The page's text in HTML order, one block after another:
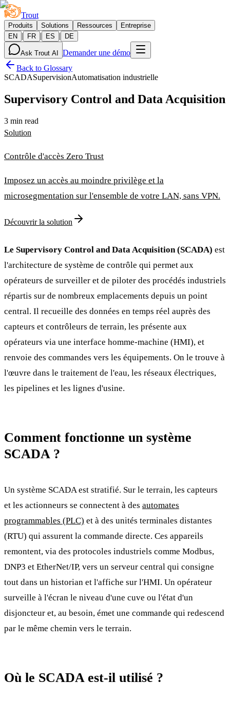
Trout
Produits Solutions Ressources
Entreprise
EN
| FR | ES | DE
Ask Trout AI
Demander une démo
Back to Glossary
SCADASupervisionAutomatisation industrielle
Supervisory Control and Data Acquisition
3 min read
Solution
Contrôle d'accès Zero Trust
Imposez un accès au moindre privilège et la
microsegmentation sur l'ensemble de votre LAN, sans VPN.
Découvrir la solution
Le Supervisory Control and Data Acquisition (SCADA) est
l'architecture de système de contrôle qui permet aux
opérateurs de surveiller et de piloter des procédés industriels
répartis sur de nombreux emplacements depuis un point
central. Il recueille des données en temps réel auprès des
capteurs et contrôleurs de terrain, les présente aux
opérateurs via une interface homme-machine (HMI), et
renvoie des commandes vers les équipements. On le trouve à
l'œuvre dans le traitement de l'eau, les réseaux électriques,
les pipelines et les lignes d'usine.
Comment fonctionne un système
SCADA ?
Un système SCADA est stratifié. Sur le terrain, les capteurs
et les actionneurs se connectent à des automates
programmables (PLC) et à des unités terminales distantes
(RTU) qui assurent la commande directe. Ces appareils
remontent, via des protocoles industriels comme Modbus,
DNP3 et EtherNet/IP, vers un serveur central qui consigne
tout dans un historian et l'affiche sur l'HMI. Un opérateur
surveille à l'écran le niveau d'une cuve ou l'état d'un
disjoncteur et, au besoin, émet une commande qui redescend
par le même chemin vers le terrain.
Où le SCADA est-il utilisé ?